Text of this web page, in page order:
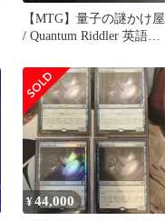
【MTG】量子の謎かけ屋
/ Quantum Riddler 英語版
¥44,000